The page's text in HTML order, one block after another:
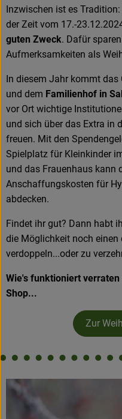
Inzwischen ist es
der Zeit vom 17.-
guten Zweck. Dafür
Aufmerksamkeiten als
In diesem Jahr kommt das
und dem Familienhof in
vor Ort wichtige
und sich über das Extra in
freuen. Mit den
Spielplatz für Kleinkinder
und das Frauenhaus kann
Anschaffungskosten für
abdecken.
Findet ihr gut? Dann habt
die Möglichkeit noch einen
verdoppeln...oder zu
Wie's funktioniert
Shop...
Zur